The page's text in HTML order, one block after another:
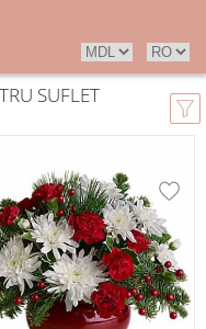
SUFLET